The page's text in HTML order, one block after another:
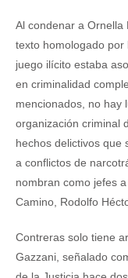
Al condenar a Ornella
texto homologado por
juego ilícito estaba
en criminalidad
mencionados, no hay
organización criminal
hechos delictivos que
a conflictos de
nombran como jefes
Camino, Rodolfo
Contreras solo tiene
Gazzani, señalado